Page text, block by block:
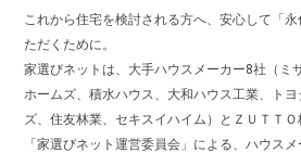
これから住宅を検討される方へ、安心して「
ただくために。
家選びネットは、大手ハウスメーカー8社（ミ
ホームズ、積水ハウス、大和ハウス工業、ト
ズ、住友林業、セキスイハイム）とＺＵＴＴ
「家選びネット運営委員会」による、ハウス